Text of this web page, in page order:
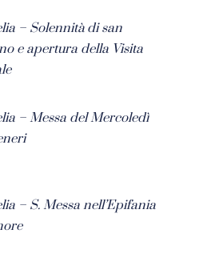
– Solennità di san
e apertura della Visita
– Messa del Mercoledì
– S. Messa nell’Epifania